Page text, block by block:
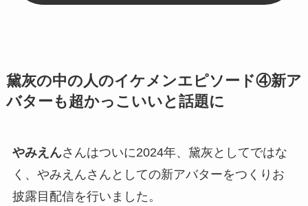
黛灰の中の人のイケメンエピソード④新ア
バターも超かっこいいと話題に
やみえんさんはついに2024年、 黛灰 としてではな
く、やみえんさんとしての新アバターをつくりお
披露目配信を行いました。